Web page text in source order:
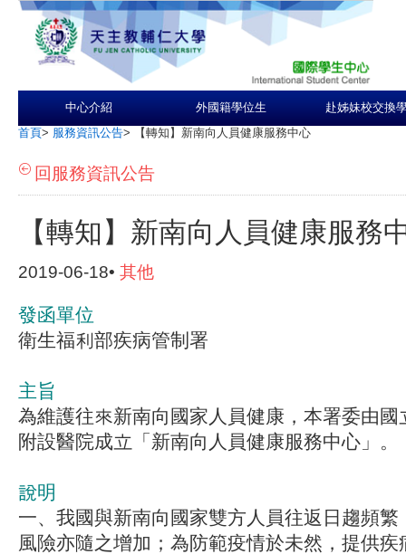
中心介紹 外國籍學位生 赴姊妹校交換
首頁> 服務資訊公告> 【轉知】新南向人員健康服務中心
回服務資訊公告
【轉知】新南向人員健康服務
2019-06-18• 其他
發函單位
衛生福利部疾病管制署
主旨
為維護往來新南向國家人員健康，本署委由國
附設醫院成立「新南向人員健康服務中心」。
說明
一、我國與新南向國家雙方人員往返日趨頻
風險亦隨之增加；為防範疫情於未然，提供疾